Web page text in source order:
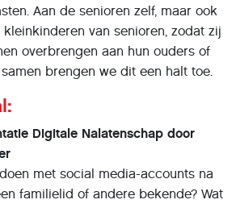
Aan de senioren zelf, maar ook
van senioren, zodat zij
overbrengen aan hun ouders of
brengen we dit een halt toe.
Digitale Nalatenschap door
met social media-accounts na
familielid of andere bekende? Wat